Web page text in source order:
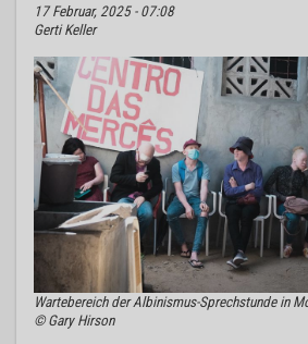
17 Februar, 2025 - 07:08
Gerti Keller
Wartebereich der Albinismus-Sprechstunde in
© Gary Hirson